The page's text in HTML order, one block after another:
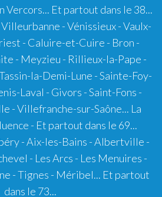
Vercors... Et partout dans le 38...
Villeurbanne -Vénissieux-Vaulx-
- Caluire-et-Cuire - Bron -
- Meyzieu - Rillieux-la-Pape -
la-Demi-Lune - Sainte-Foy-
Laval - Givors - Saint-Fons -
- Villefranche-sur-Saône... La
- Et partout dans le 69...
-Aix-les-Bains -Albertville -
- Les Arcs - Les Menuires -
-Tignes - Méribel... Et partout
dans le 73...